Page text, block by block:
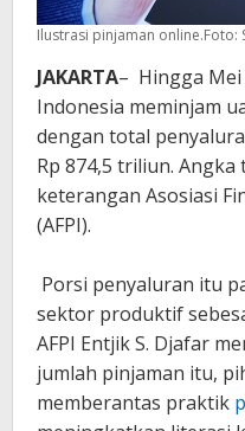
Ilustrasi pinjaman online.Foto:
JAKARTA– Hingga Mei
Indonesia meminjam
dengan total
Rp 874,5 triliun.
keterangan Asosiasi
(AFPI).
Porsi penyaluran itu
sektor produktif
AFPI Entjik S. Djafar
jumlah pinjaman itu,
memberantas praktik